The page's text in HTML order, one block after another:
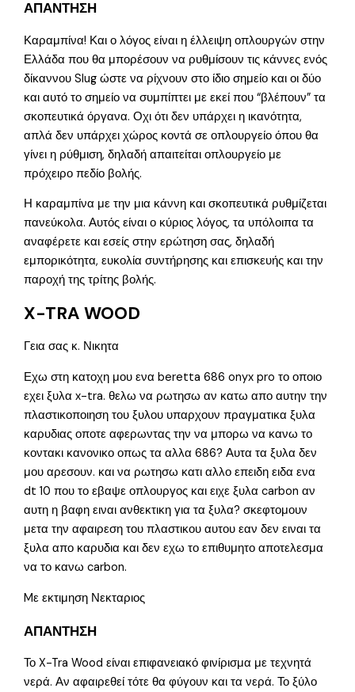
ΑΠΑΝΤΗΣΗ
Καραμπίνα! Και ο λόγος είναι η έλλειψη οπλουργών στην
Ελλάδα που θα μπορέσουν να ρυθμίσουν τις κάννες ενός
δίκαννου Slug ώστε να ρίχνουν στο ίδιο σημείο και οι δύο
και αυτό το σημείο να συμπίπτει με εκεί που “βλέπουν” τα
σκοπευτικά όργανα. Οχι ότι δεν υπάρχει η ικανότητα,
απλά δεν υπάρχει χώρος κοντά σε οπλουργείο όπου θα
γίνει η ρύθμιση, δηλαδή απαιτείται οπλουργείο με
πρόχειρο πεδίο βολής.
Η καραμπίνα με την μια κάννη και σκοπευτικά ρυθμίζεται
πανεύκολα. Αυτός είναι ο κύριος λόγος, τα υπόλοιπα τα
αναφέρετε και εσείς στην ερώτηση σας, δηλαδή
εμπορικότητα, ευκολία συντήρησης και επισκευής και την
παροχή της τρίτης βολής.
X-TRA WOOD
Γεια σας κ. Νικητα
Εχω στη κατοχη μου ενα beretta 686 onyx pro το οποιο
εχει ξυλα x-tra. θελω να ρωτησω αν κατω απο αυτην την
πλαστικοποιηση του ξυλου υπαρχουν πραγματικα ξυλα
καρυδιας οποτε αφερωντας την να μπορω να κανω το
κοντακι κανονικο οπως τα αλλα 686? Αυτα τα ξυλα δεν
μου αρεσουν. και να ρωτησω κατι αλλο επειδη ειδα ενα
dt 10 που το εβαψε οπλουργος και ειχε ξυλα carbon αν
αυτη η βαφη ειναι ανθεκτικη για τα ξυλα? σκεφτομουν
μετα την αφαιρεση του πλαστικου αυτου εαν δεν ειναι τα
ξυλα απο καρυδια και δεν εχω το επιθυμητο αποτελεσμα
να το κανω carbon.
Mε εκτιμηση Νεκταριος
ΑΠΑΝΤΗΣΗ
Το X-Tra Wood είναι επιφανειακό φινίρισμα με τεχνητά
νερά. Αν αφαιρεθεί τότε θα φύγουν και τα νερά. Το ξύλο